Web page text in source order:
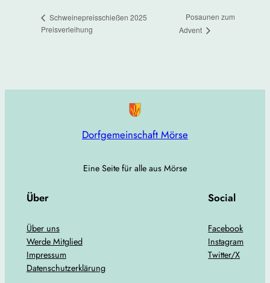
Schweinepreisschießen 2025
Preisverleihung
Posaunen zum
Advent
Dorfgemeinschaft Mörse
Eine Seite für alle aus Mörse
Über
Über uns
Werde Mitglied
Impressum
Datenschutzerklärung
Social
Facebook
Instagram
Twitter/X